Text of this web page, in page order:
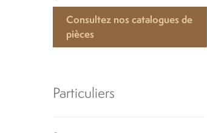
Consultez nos catalogues de
pièces
Particuliers